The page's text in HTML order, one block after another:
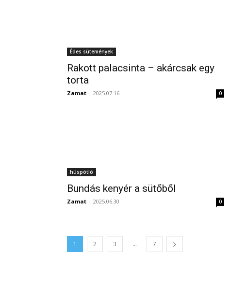
Édes sütemények
Rakott palacsinta – akárcsak egy
torta
Zamat - 2025.07.16. 0
húspótló
Bundás kenyér a sütőből
Zamat - 2025.06.30. 0
1 2 3 ... 7